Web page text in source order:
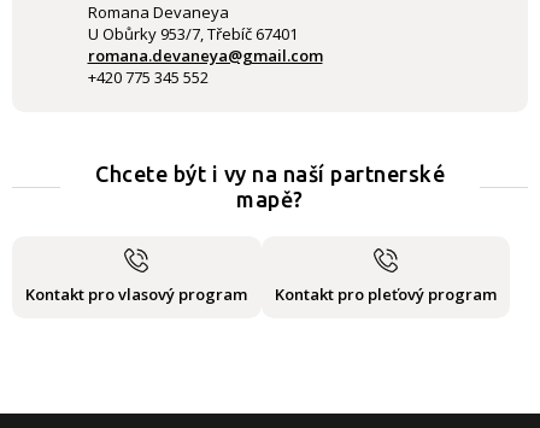
Romana Devaneya
U Obůrky 953/7, Třebíč 67401
romana.devaneya@gmail.com
+420 775 345 552
Chcete být i vy na naší partnerské
mapě?
Kontakt pro vlasový program Kontakt pro pleťový program